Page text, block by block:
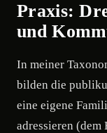
Praxis:
und
In meiner
bilden die
eine eigene
adressieren (dem